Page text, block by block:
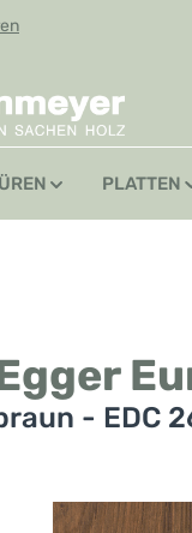
PLATTEN
- EDC